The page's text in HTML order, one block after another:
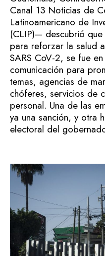
Canal 13 Noticias de
Latinoamericano de
(CLIP)— descubrió
para reforzar la salud
SARS CoV-2, se fue
comunicación para
temas, agencias de
chóferes, servicios de
personal. Una de las
ya una sanción, y otra
electoral del